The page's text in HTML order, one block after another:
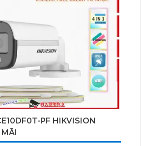
thiết kế để hoạt động với Đầu
sáng với công nghệ Có Màu Ban
khả năng quan sát trong điều
Camera tích hợp công nghệ
ưu trung thực, cho phép thu hình
ban đêm.
có khả năng quan sát hồng
bạn theo dõi và ghi lại rõ ràng
tối. Với sự kết hợp của các công
quan sát Công Nghệ HD DS-
xem xét để cung cấp cho bạn
chất lượng cao.
PF HIKVISION